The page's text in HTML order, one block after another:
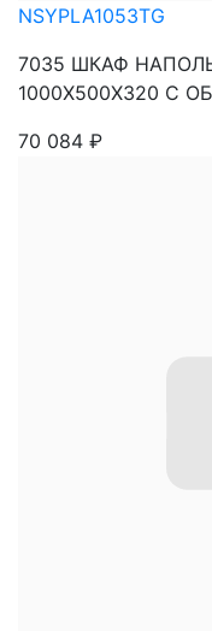
NSYPLA1053TG
7035 ШКАФ
1000X500X320 C
70 084 ₽